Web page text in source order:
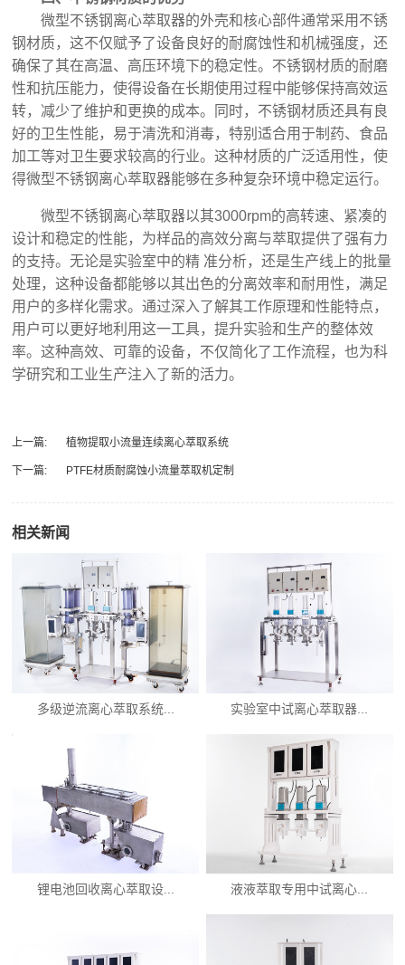
微型不锈钢离心萃取器的外壳和核心部件通常采用不锈
钢材质，这不仅赋予了设备良好的耐腐蚀性和机械强度，还
确保了其在高温、高压环境下的稳定性。不锈钢材质的耐磨
性和抗压能力，使得设备在长期使用过程中能够保持高效运
转，减少了维护和更换的成本。同时，不锈钢材质还具有良
好的卫生性能，易于清洗和消毒，特别适合用于制药、食品
加工等对卫生要求较高的行业。这种材质的广泛适用性，使
得微型不锈钢离心萃取器能够在多种复杂环境中稳定运行。
微型不锈钢离心萃取器以其3000rpm的高转速、紧凑的
设计和稳定的性能，为样品的高效分离与萃取提供了强有力
的支持。无论是实验室中的精 准分析，还是生产线上的批量
处理，这种设备都能够以其出色的分离效率和耐用性，满足
用户的多样化需求。通过深入了解其工作原理和性能特点，
用户可以更好地利用这一工具，提升实验和生产的整体效
率。这种高效、可靠的设备，不仅简化了工作流程，也为科
学研究和工业生产注入了新的活力。
上一篇: 植物提取小流量连续离心萃取系统
下一篇: PTFE材质耐腐蚀小流量萃取机定制
相关新闻
多级逆流离心萃取系统... 实验室中试离心萃取器...
锂电池回收离心萃取设... 液液萃取专用中试离心...